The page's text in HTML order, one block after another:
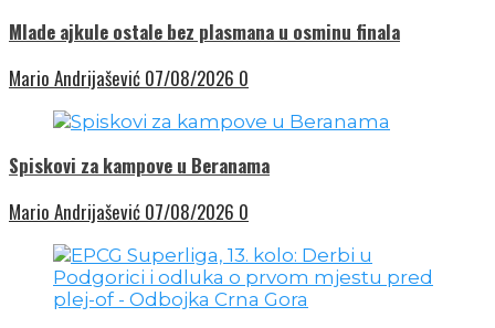
Mlade ajkule ostale bez plasmana u osminu finala
Mario Andrijašević 07/08/2026 0
Spiskovi za kampove u Beranama
Mario Andrijašević 07/08/2026 0